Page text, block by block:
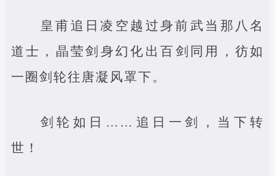
皇甫追日凌空越过身前武当那八名
道士，晶莹剑身幻化出百剑同用，彷如
一圈剑轮往唐凝风罩下。
剑轮如日……追日一剑，当下转
世！